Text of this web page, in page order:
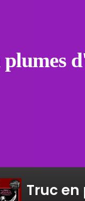
Truc